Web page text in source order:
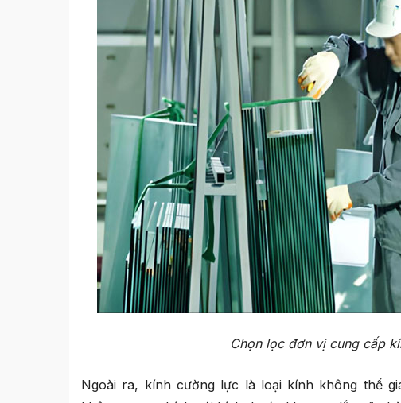
Chọn lọc đơn vị cung cấp
Ngoài ra, kính cường lực là loại kính không thể